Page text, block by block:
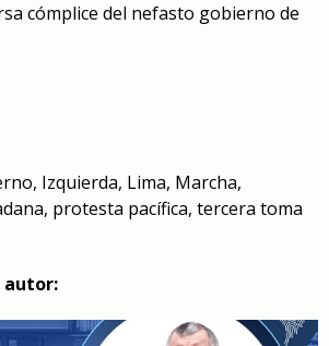
cómplice del nefasto gobierno de
, Izquierda, Lima, Marcha,
, protesta pacífica, tercera toma
autor: